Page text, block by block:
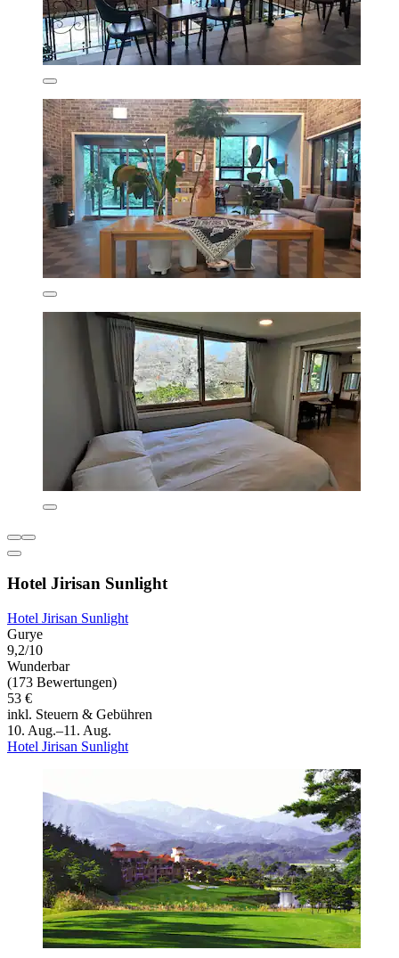
Hotel Jirisan Sunlight
Hotel Jirisan Sunlight
Gurye
9,2/10
Wunderbar
(173 Bewertungen)
53 €
inkl. Steuern & Gebühren
10. Aug.–11. Aug.
Hotel Jirisan Sunlight